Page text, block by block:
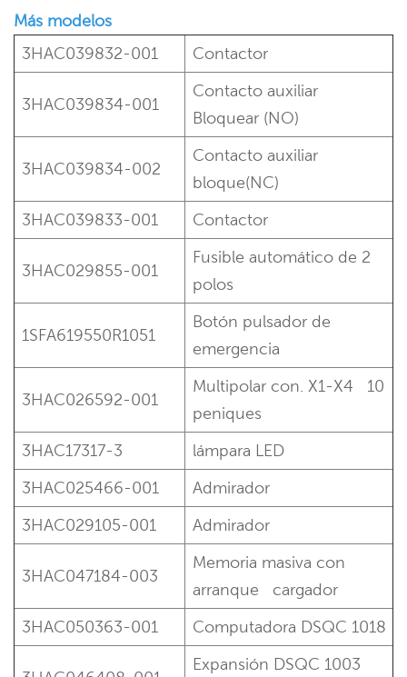
Más modelos
3HAC039832-001
Contactor
3HAC039834-001
Contacto auxiliar
Bloquear (NO)
3HAC039834-002
Contacto auxiliar
bloque(NC)
3HAC039833-001
Contactor
3HAC029855-001
Fusible automático de 2
polos
1SFA619550R1051
Botón pulsador de
emergencia
3HAC026592-001
Multipolar con. X1-X4
10
peniques
3HAC17317-3
lámpara LED
3HAC025466-001
Admirador
3HAC029105-001
Admirador
3HAC047184-003
Memoria masiva con
arranque
cargador
3HAC050363-001
Computadora DSQC 1018
Expansión DSQC 1003